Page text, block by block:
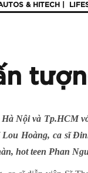
& HITECH
Nội và Tp.HCM
Hoàng, ca sĩ
hot teen Phan